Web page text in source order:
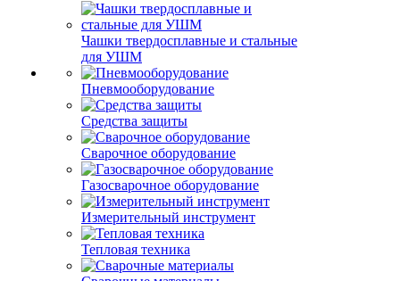
Чашки твердосплавные и стальные
для УШМ
Пневмооборудование
Средства защиты
Сварочное оборудование
Газосварочное оборудование
Измерительный инструмент
Тепловая техника